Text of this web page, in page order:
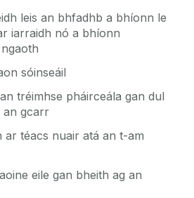
leis an bhfadhb a bhíonn le
iarraidh nó a bhíonn
sóinseáil
tréimhse pháirceála gan dul
an gcarr
ar téacs nuair atá an t-am
eile gan bheith ag an